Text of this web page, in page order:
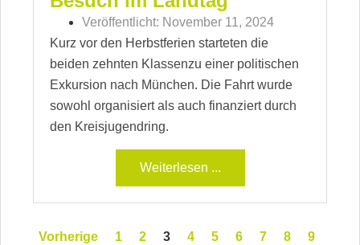
Veröffentlicht: November 11, 2024
Kurz vor den Herbstferien starteten die
beiden zehnten Klassenzu einer politischen
Exkursion nach München. Die Fahrt wurde
sowohl organisiert als auch finanziert durch
den Kreisjugendring.
Weiterlesen ...
Vorherige 1 2 3 4 5 6 7 8
9